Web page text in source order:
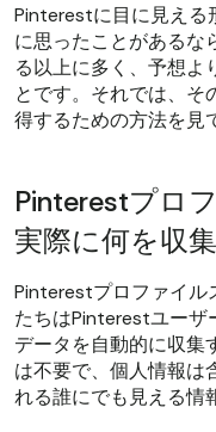
Pinterestに目に見える
に思ったことがあるな
る以上に多く、予想よ
とです。それでは、そ
得するための方法を見
Pinterestプロ
実際に何を収
Pinterestプロファイル
たちはPinterestユーザ
データを自動的に収集
は不要で、個人情報は
れる誰にでも見える情